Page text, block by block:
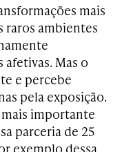
mais
raros ambientes
Mas o
e percebe
pela exposição.
importante
parceria de 25
exemplo dessa